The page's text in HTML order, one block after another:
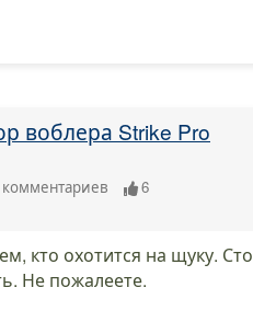
воблера Strike Pro
комментариев 6
кто охотится на щуку. Сто
Не пожалеете.